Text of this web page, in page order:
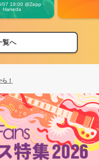
」
07 19:00 @Zepp
Haneda
覧へ
！
編発表！
！
編発表！